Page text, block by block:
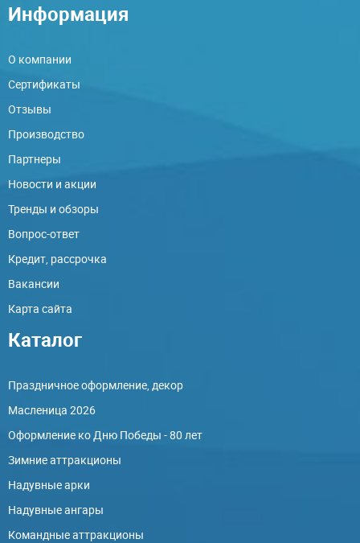
Информация
О компании
Сертификаты
Отзывы
Производство
Партнеры
Новости и акции
Тренды и обзоры
Вопрос-ответ
Кредит, рассрочка
Вакансии
Карта сайта
Каталог
Праздничное оформление, декор
Масленица 2026
Оформление ко Дню Победы - 80 лет
Зимние аттракционы
Надувные арки
Надувные ангары
Командные аттракционы